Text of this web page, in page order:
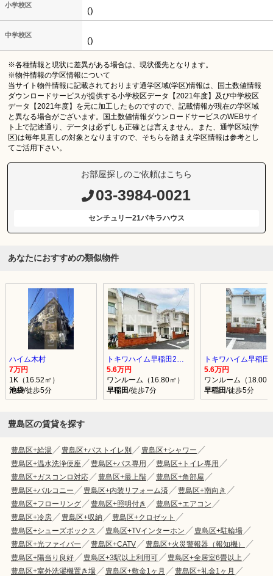
小学校区
()
中学校区
()
※各種情報と現状に差異がある場合は、現状優先となります。
※物件情報の学区情報について
当サイト物件情報に記載されております通学区域(学区)情報は、国土数値情報
ダウンロードサービスが提供する小学校区データ【2021年度】及び中学校区
データ【2021年度】を元に加工したものですので、記載情報が現在の学区域
と異なる場合がございます。国土数値情報ダウンロードサービスのWEBサイ
ト上で記述通り、データは必ずしも正確とは言えません。また、通学区域(学
区)は毎年見直しの対象となりますので、そちらを踏まえ学区情報は参考とし
てご活用下さい。
お部屋探しのご依頼はこちら
03-3984-0021
センチュリー21パキラハウス
あなたにおすすめの類似物件
ハイム木村
7万円
1K（16.52㎡）
池袋/徒歩5分
トキワハイム早稲田2号館
5.6万円
ワンルーム（16.80㎡）
早稲田/徒歩7分
5.6万円
ワンルーム（18.00
早稲田/徒歩5分
豊島区の賃貸を探す
豊島区+給湯 豊島区+バストイレ別
豊島区+シャワー
豊島区+温水洗浄便座
豊島区+バス専用
豊島区+トイレ専用
豊島区+ガスコンロ対応
豊島区+最上階
豊島区+角部屋
豊島区+バルコニー
豊島区+内装リフォーム済
豊島区+南向き
豊島区+フローリング
豊島区+照明付き
豊島区+エアコン
豊島区+冷房
豊島区+収納
豊島区+クロゼット
豊島区+シューズボックス
豊島区+TVインターホン
豊島区+駐輪場
豊島区+光ファイバー
豊島区+CATV
豊島区+火災警報器（報知機）
豊島区+陽当り良好
豊島区+3駅以上利用可
豊島区+全居室6畳以上
豊島区+室外洗濯機置き場
豊島区+敷金1ヶ月
豊島区+礼金1ヶ月